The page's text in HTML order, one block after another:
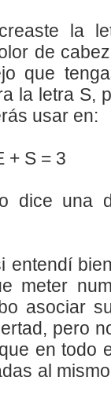
la
de
que
la letra S,
usar en:
+ S = 3
dice una
entendí
meter
asociar
pero
en todo
al